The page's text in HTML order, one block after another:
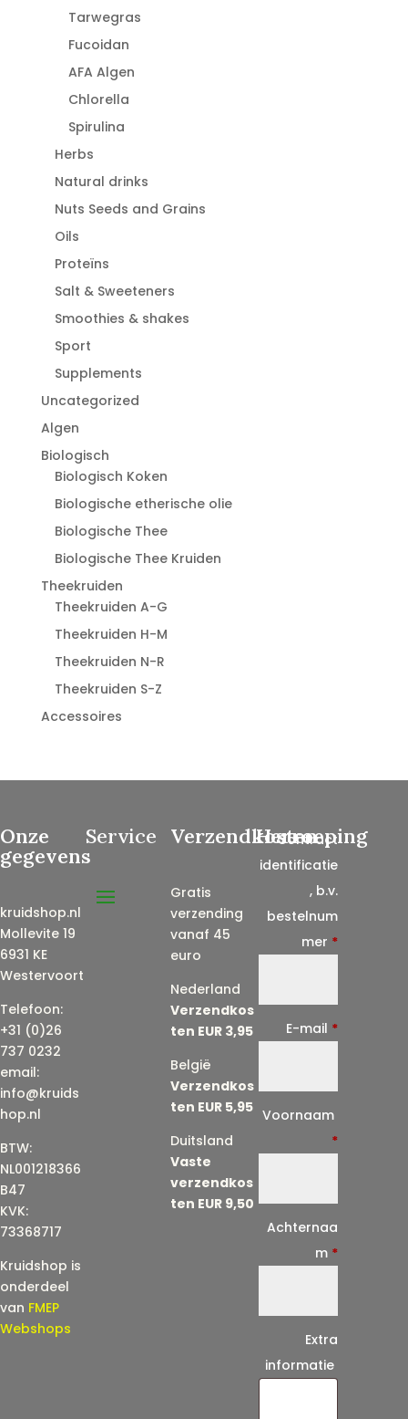
Tarwegras
Fucoidan
AFA Algen
Chlorella
Spirulina
Herbs
Natural drinks
Nuts Seeds and Grains
Oils
Proteïns
Salt & Sweeteners
Smoothies & shakes
Sport
Supplements
Uncategorized
Algen
Biologisch
Biologisch Koken
Biologische etherische olie
Biologische Thee
Biologische Thee Kruiden
Theekruiden
Theekruiden A-G
Theekruiden H-M
Theekruiden N-R
Theekruiden S-Z
Accessoires
Onze
gegevens
kruidshop.nl
Mollevite 19
6931 KE
Westervoort
Telefoon:
+31 (0)26
737 0232
email:
info@kruids
hop.nl
BTW:
NL001218366
B47
KVK:
73368717
Kruidshop is
onderdeel
van FMEP
Webshops
Service Verzendkosten
Gratis
verzending
vanaf 45
euro
Nederland
Verzendkos
ten EUR 3,95
België
Verzendkos
ten EUR 5,95
Duitsland
Vaste
verzendkos
ten EUR 9,50
Herroeping
Contract
identificatie
, b.v.
bestelnum
mer *
E-mail *
Voornaam
*
Achternaa
m *
Extra
informatie